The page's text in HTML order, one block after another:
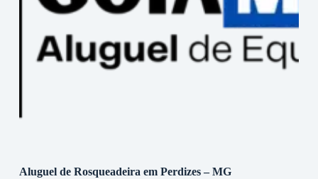
Aluguel de Rosqueadeira em Perdizes – MG